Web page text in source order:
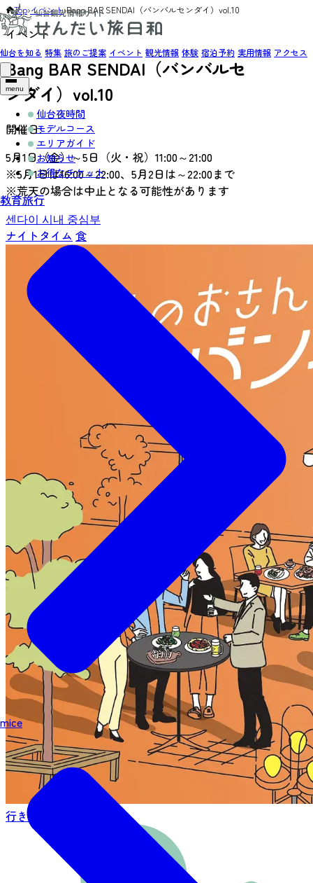
仙台を知る 特集 旅のご提案 イベント 観光情報 体験 宿泊予約 実用情報 アクセス
menu
仙台夜時間
モデルコース
エリアガイド
お知らせ
お得なチケット
教育旅行
mice
Top›イベント›Bang BAR SENDAI（バンバルセンダイ）vol.10
イベント
Bang BAR SENDAI（バンバルセ
ンダイ）vol.10
開催日:
5月1日（金）～5日（火・祝）11:00～21:00
※5月1日は16:00～22:00、5月2日は～22:00まで
※荒天の場合は中止となる可能性があります
센다이 시내 중심부
ナイトタイム 食
行き方を見る